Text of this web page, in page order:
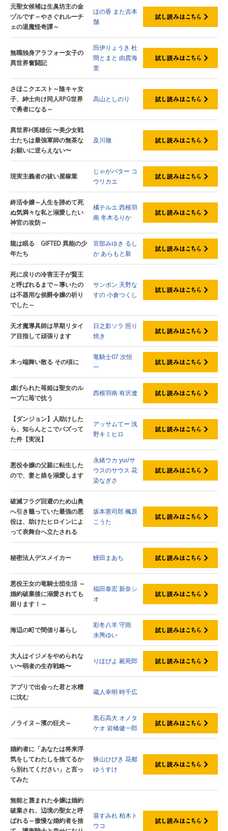
元聖女候補は生臭坊主の金
ヅルです～やさぐれルーチ
ェの退魔怪奇譚～
ほの香 また吉本
舗
無職独身アラフォー女子の
異世界奮闘記
田伊りょうき 杜
間とまと 由貴海
里
さほこクエスト～陰キャ女
子、紳士向け同人RPG世界
で勇者になる～
高山としのり
異世界H英雄伝 〜美少女戦
士たちは最強軍師の無茶な
お願いに逆らえない〜
及川徹
現実主義者の祓い屋稼業
じゃがバター コ
ウリカエ
終活令嬢～人生を諦めて死
ぬ気満々な私と溺愛したい
神官の攻防～
橘テルエ 西根羽
南冬木るりか
龍は眠る GIFTED 異能の少
年たち
宮部みゆき るし
かあらもと新
死に戻りの冷害王子が賢王
と呼ばれるまで～導いたの
は不器用な侯爵令嬢の祈り
でした～
サンボン 天野な
すの小倉つくし
天才魔導具師は早期リタイ
ア目指して頑張ります
日之影ソラ 照り
焼き
木っ端舞い散る その頃に
竜騎士07 次恒
一
虐げられた苺姫は聖女のル
ープに苺で抗う
西根羽南有沢遼
【ダンジョン】人助けした
ら、知らんとこでバズって
た件【実況】
アッサムてー 浅
野キミヒロ
悪役令嬢の父親に転生した
ので、妻と娘を溺愛します
永緒ウカ yui/サ
ウスのサウス 花
染なぎさ
破滅フラグ回避のため山奥
へ引き籠っていた最強の悪
役は、助けたヒロインによ
って表舞台へ立たされる
坂本憲司郎楓原
こうた
秘密法人デスメイカー 鰻田まあち
悪役王女の竜騎士団生活 ～
婚約破棄後に溺愛されても
困ります！～
福田泰宏新奈シ
オ
海辺の町で間借り暮らし
彩冬八羊守雨
水輿ゆい
大人はイジメをやめられな
い〜弱者の生存戦略〜
りほぴよ 屍死郎
アプリで出会った君と水槽
に沈む
蔵人幸明 時千広
ノライヌ～濱の狂犬～
黒石高大 オノタ
ケオ 岩橋健一郎
婚約者に「あなたは将来浮
気をしてわたしを捨てるか
ら別れてください」と言っ
てみた
狭山ひびき 花都
ゆうすけ
無能と蔑まれた令嬢は婚約
破棄され、辺境の聖女と呼
ばれる～傲慢な婚約者を捨
葵すみれ柏木ト
ウコ